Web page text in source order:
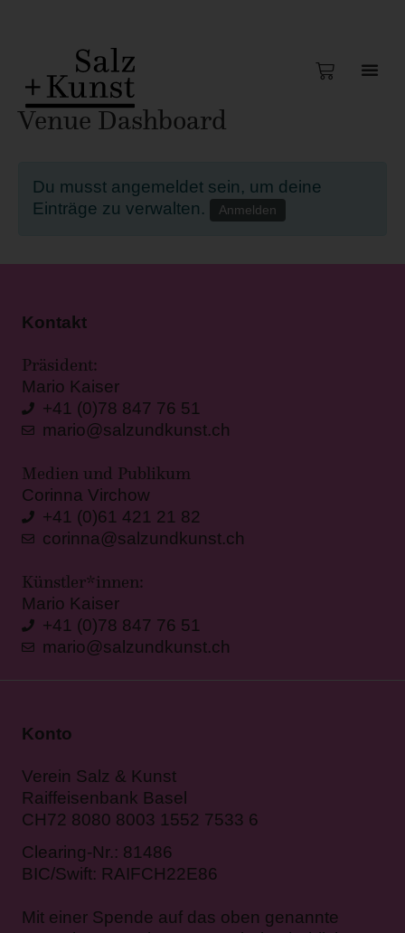
Venue Dashboard
Du musst angemeldet sein, um deine
Einträge zu verwalten.
Anmelden
Kontakt
Präsident:
Mario Kaiser
+41 (0)78 847 76 51
mario@salzundkunst.ch
Medien und Publikum
Corinna Virchow
+41 (0)61 421 21 82
corinna@salzundkunst.ch
Künstler*innen:
Mario Kaiser
+41 (0)78 847 76 51
mario@salzundkunst.ch
Konto
Verein Salz & Kunst
Raiffeisenbank Basel
CH72 8080 8003 1552 7533 6
Clearing-Nr.: 81486
BIC/Swift: RAIFCH22E86
Mit einer Spende auf das oben genannte